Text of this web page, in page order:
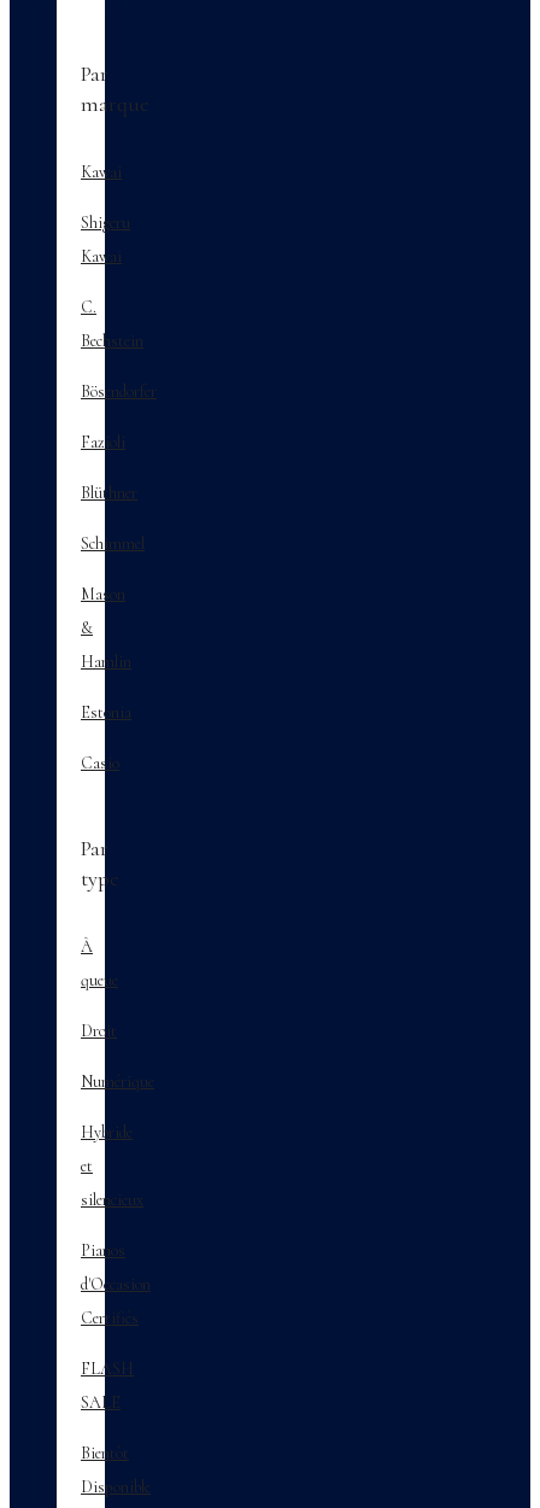
Par
marque
Kawai
Shigeru
Kawai
C.
Bechstein
Bösendorfer
Fazioli
Blüthner
Schimmel
Mason
&
Hamlin
Estonia
Casio
Par
type
À
queue
Droit
Numérique
Hybride
et
silencieux
Pianos
d'Occasion
Certifiés
FLASH
SALE
Bientôt
Disponible